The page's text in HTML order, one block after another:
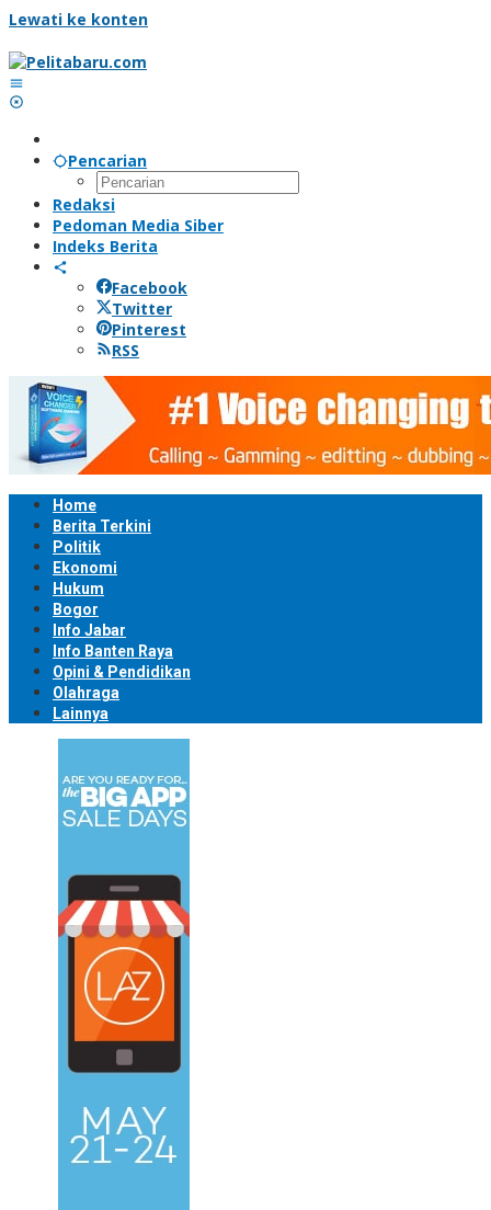
Lewati ke konten
Pencarian
Redaksi
Pedoman Media Siber
Indeks Berita
Facebook
Twitter
Pinterest
RSS
Home
Berita Terkini
Politik
Ekonomi
Hukum
Bogor
Info Jabar
Info Banten Raya
Opini & Pendidikan
Olahraga
Lainnya